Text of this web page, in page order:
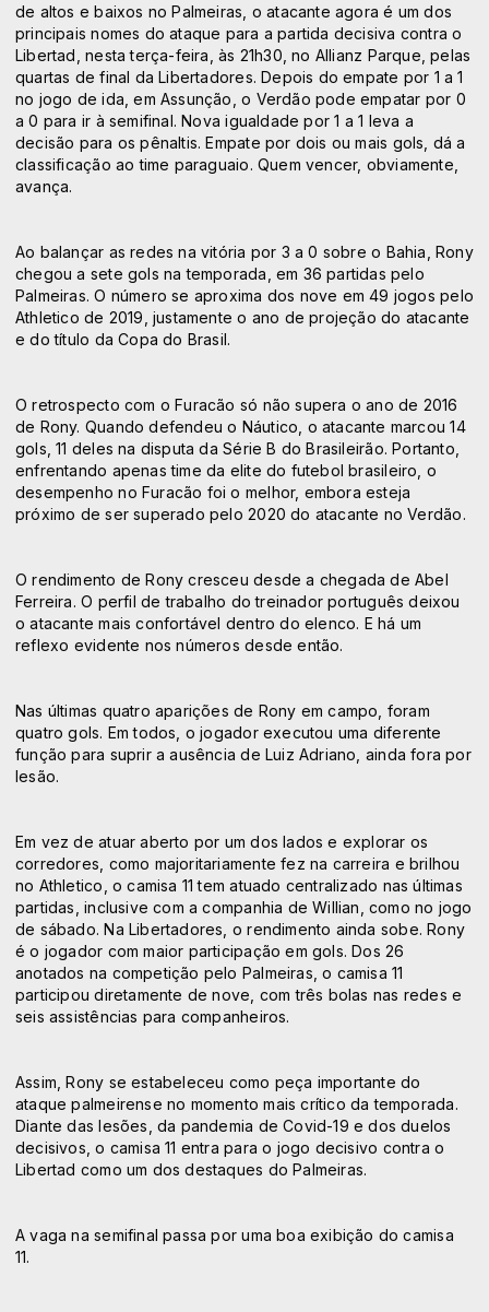
de altos e baixos no Palmeiras, o atacante agora é um dos
principais nomes do ataque para a partida decisiva contra o
Libertad, nesta terça-feira, às 21h30, no Allianz Parque, pelas
quartas de final da Libertadores. Depois do empate por 1 a 1
no jogo de ida, em Assunção, o Verdão pode empatar por 0
a 0 para ir à semifinal. Nova igualdade por 1 a 1 leva a
decisão para os pênaltis. Empate por dois ou mais gols, dá a
classificação ao time paraguaio. Quem vencer, obviamente,
avança.
Ao balançar as redes na vitória por 3 a 0 sobre o Bahia, Rony
chegou a sete gols na temporada, em 36 partidas pelo
Palmeiras. O número se aproxima dos nove em 49 jogos pelo
Athletico de 2019, justamente o ano de projeção do atacante
e do título da Copa do Brasil.
O retrospecto com o Furacão só não supera o ano de 2016
de Rony. Quando defendeu o Náutico, o atacante marcou 14
gols, 11 deles na disputa da Série B do Brasileirão. Portanto,
enfrentando apenas time da elite do futebol brasileiro, o
desempenho no Furacão foi o melhor, embora esteja
próximo de ser superado pelo 2020 do atacante no Verdão.
O rendimento de Rony cresceu desde a chegada de Abel
Ferreira. O perfil de trabalho do treinador português deixou
o atacante mais confortável dentro do elenco. E há um
reflexo evidente nos números desde então.
Nas últimas quatro aparições de Rony em campo, foram
quatro gols. Em todos, o jogador executou uma diferente
função para suprir a ausência de Luiz Adriano, ainda fora por
lesão.
Em vez de atuar aberto por um dos lados e explorar os
corredores, como majoritariamente fez na carreira e brilhou
no Athletico, o camisa 11 tem atuado centralizado nas últimas
partidas, inclusive com a companhia de Willian, como no jogo
de sábado. Na Libertadores, o rendimento ainda sobe. Rony
é o jogador com maior participação em gols. Dos 26
anotados na competição pelo Palmeiras, o camisa 11
participou diretamente de nove, com três bolas nas redes e
seis assistências para companheiros.
Assim, Rony se estabeleceu como peça importante do
ataque palmeirense no momento mais crítico da temporada.
Diante das lesões, da pandemia de Covid-19 e dos duelos
decisivos, o camisa 11 entra para o jogo decisivo contra o
Libertad como um dos destaques do Palmeiras.
A vaga na semifinal passa por uma boa exibição do camisa
11.